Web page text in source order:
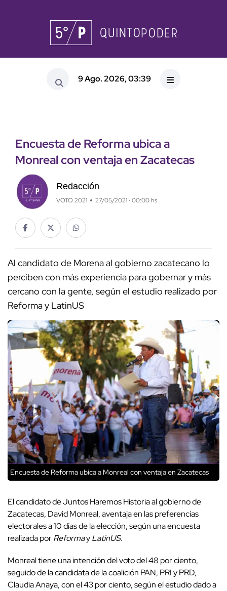
9 Ago. 2026, 03:39
Encuesta de Reforma ubica a
Monreal con ventaja en Zacatecas
Redacción
VOTO 2021 27/05/2021 · 00:00 hs
Al candidato de Morena al gobierno zacatecano lo
perciben con más experiencia para gobernar y más
cercano con la gente, según el estudio realizado por
Reforma y LatinUS
Encuesta de Reforma ubica a Monreal con ventaja en Zacatecas
El candidato de Juntos Haremos Historia al gobierno de
Zacatecas, David Monreal, aventaja en las preferencias
electorales a 10 días de la elección, según una encuesta
realizada porReformayLatinUS.
Monreal tiene una intención del voto del 48 por ciento,
seguido de la candidata de la coalición PAN, PRI y PRD,
Claudia Anaya, con el 43 por ciento, según el estudio dado a